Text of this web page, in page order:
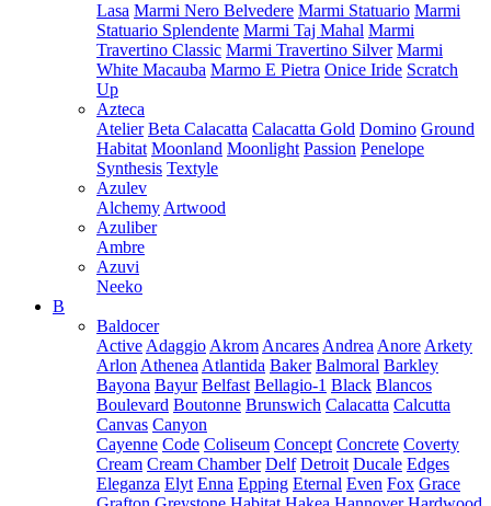
Lasa Marmi Nero Belvedere Marmi Statuario Marmi
Statuario Splendente Marmi Taj Mahal Marmi
Travertino Classic Marmi Travertino Silver Marmi
White Macauba Marmo E Pietra Onice Iride Scratch
Up
Azteca
Atelier Beta Calacatta Calacatta Gold Domino Ground
Habitat Moonland Moonlight Passion Penelope
Synthesis Textyle
Azulev
Alchemy Artwood
Azuliber
Ambre
Azuvi
Neeko
B
Baldocer
Active Adaggio Akrom Ancares Andrea Anore Arkety
Arlon Athenea Atlantida Baker Balmoral Barkley
Bayona Bayur Belfast Bellagio-1 Black Blancos
Boulevard Boutonne Brunswich Calacatta Calcutta
Canvas Canyon
Cayenne Code Coliseum Concept Concrete Coverty
Cream Cream Chamber Delf Detroit Ducale Edges
Eleganza Elyt Enna Epping Eternal Even Fox Grace